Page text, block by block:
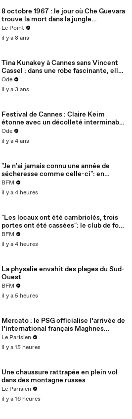
8 octobre 1967 : le jour où Che Guevara
trouve la mort dans la jungle
bolivienne
Le Point
il y a 8 ans
Tina Kunakey à Cannes sans Vincent
Cassel : dans une robe fascinante, elle
irradie en solo !
Ode
il y a 3 ans
Festival de Cannes : Claire Keim
étonne avec un décolleté interminable
!Ode
il y a 4 ans
"Je n'ai jamais connu une année de
sécheresse comme celle-ci": en
Charente-Maritime, à cause de la
sécheresse, l'herbe de cette prairie
n'est plus comestible pour les vaches
BFM
il y a 4 heures
"Les locaux ont été cambriolés, trois
portes ont été cassées": le club de foot
de Champfleur victime d'un
cambriolage
BFM
il y a 4 heures
La physalie envahit des plages du Sud-
Ouest
BFM
il y a 5 heures
Mercato : le PSG officialise l’arrivée de
l’international français Maghnes
Akliouche
Le Parisien
il y a 15 heures
Une chaussure rattrapée en plein vol
dans des montagne russes
Le Parisien
il y a 16 heures